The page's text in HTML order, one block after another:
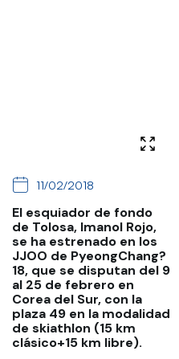
11/02/2018
El esquiador de fondo
de Tolosa, Imanol Rojo,
se ha estrenado en los
JJOO de PyeongChang?
18, que se disputan del 9
al 25 de febrero en
Corea del Sur, con la
plaza 49 en la modalidad
de skiathlon (15 km
clásico+15 km libre).